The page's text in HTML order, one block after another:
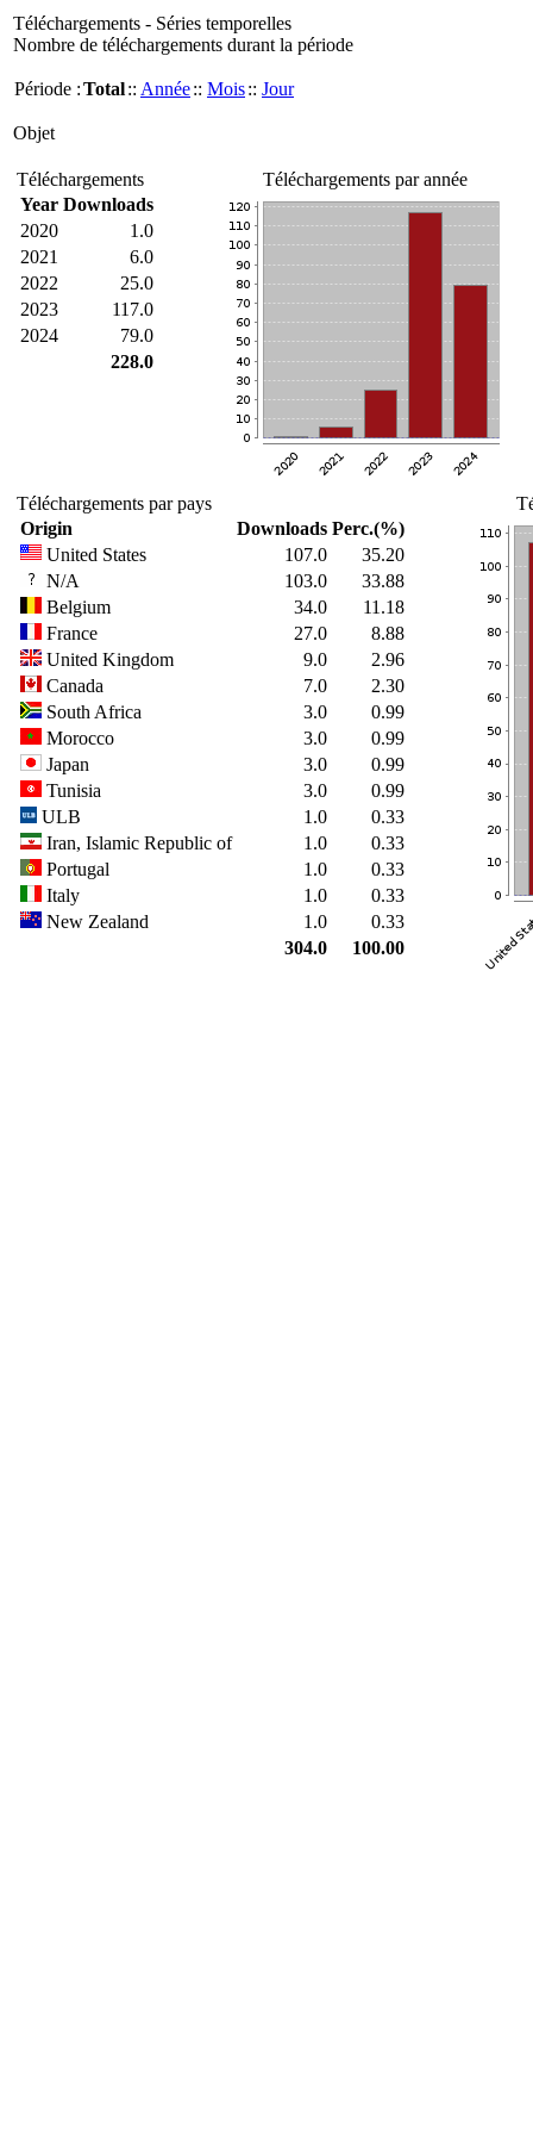
Téléchargements - Séries temporelles
Nombre de téléchargements durant la période
Période :Total:: Année:: Mois:: Jour
Objet
Téléchargements
Year Downloads
2020
1.0
2021
6.0
2022
25.0
2023
117.0
2024
79.0
228.0
Téléchargements par année
Téléchargements par pays
Origin
Downloads Perc.(%)
United States
107.0
35.20
N/A
103.0
33.88
Belgium
34.0
11.18
France
27.0
8.88
United Kingdom
9.0
2.96
Canada
7.0
2.30
South Africa
3.0
0.99
Morocco
3.0
0.99
Japan
3.0
0.99
Tunisia
3.0
0.99
ULB
1.0
0.33
Iran, Islamic Republic of
1.0
0.33
Portugal
1.0
0.33
Italy
1.0
0.33
New Zealand
1.0
0.33
304.0
100.00